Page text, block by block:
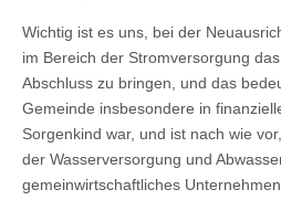
Wichtig ist es uns, bei der
im Bereich der Stromversorgung
Abschluss zu bringen, und das
Gemeinde insbesondere in
Sorgenkind war, und ist nach wie
der Wasserversorgung und
gemeinwirtschaftliches